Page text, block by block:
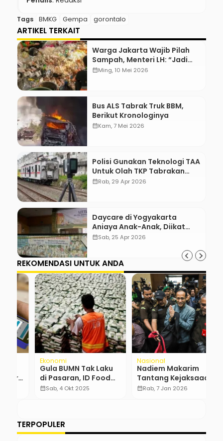
Tags BMKG Gempa gorontalo
ARTIKEL TERKAIT
Warga Jakarta Wajib Pilah
Sampah, Menteri LH: “Jadi
Contoh Nih”
calendar_monthMing, 10 Mei 2026
Bus ALS Tabrak Truk BBM,
Berikut Kronologinya
calendar_monthKam, 7 Mei 2026
Polisi Gunakan Teknologi TAA
Untuk Olah TKP Tabrakan
Kereta Bekasi
calendar_monthRab, 29 Apr 2026
Daycare di Yogyakarta
Aniaya Anak-Anak, Diikat
Hingga Lebam
calendar_monthSab, 25 Apr 2026
REKOMENDASI UNTUK ANDA
Ekonomi
Gula BUMN Tak Laku
di Pasaran, ID Food
Keluhkan Harga Naik
Sab, 4 Okt 2025
Nasional
Nadiem Makarim
Tantang Kejaksaaan
Agung
Rab, 7 Jan 2026
TERPOPULER